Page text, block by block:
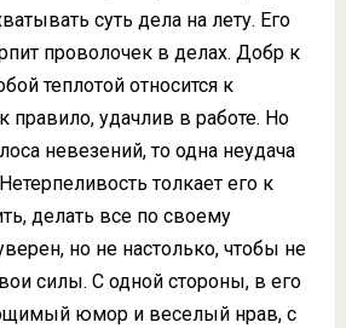
суть дела на лету. Его
проволочек в делах. Добр к
теплотой относится к
правило, удачлив в работе. Но
невезений, то одна неудача
толкает его к
делать все по своему
но не настолько, чтобы не
силы. С одной стороны, в его
юмор и веселый нрав, с